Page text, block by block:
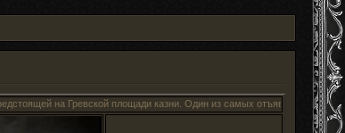
на Гревской площади казни. Один из самых отъявленных воров